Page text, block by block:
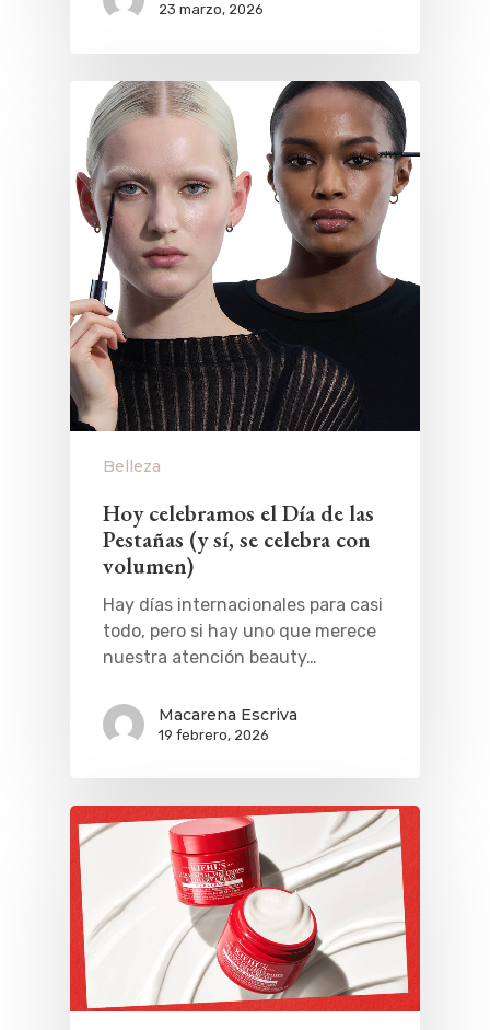
23 marzo, 2026
Belleza
Hoy celebramos el Día de las
Pestañas (y sí, se celebra con
volumen)
Hay días internacionales para casi
todo, pero si hay uno que merece
nuestra atención beauty…
Macarena Escriva
19 febrero, 2026